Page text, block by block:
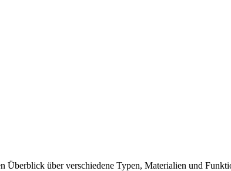
über verschiedene Typen, Materialien und